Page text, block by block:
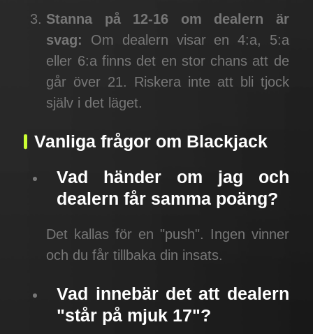
Stanna på 12-16 om dealern är
svag:
Om dealern visar en 4:a, 5:a
eller 6:a finns det en stor chans att de
går över 21. Riskera inte att bli tjock
själv i det läget.
Vanliga frågor om Blackjack
Vad händer om jag och
dealern får samma poäng?
Det kallas för en "push". Ingen vinner
och du får tillbaka din insats.
Vad innebär det att dealern
"står på mjuk 17"?